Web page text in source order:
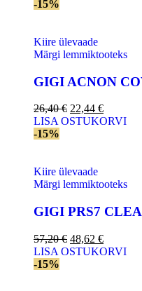
-15%
Kiire ülevaade
Märgi lemmiktooteks
GIGI AСNON
26,40€ 22,44 €
LISA OSTUKORVI
-15%
Kiire ülevaade
Märgi lemmiktooteks
GIGI PRS7
57,20€ 48,62 €
LISA OSTUKORVI
-15%